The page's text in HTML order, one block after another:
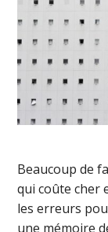
Beaucoup de
qui coûte cher
les erreurs
une mémoire